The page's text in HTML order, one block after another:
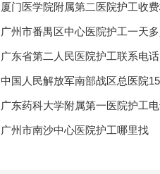
厦门医学院附属第二医院护工收
广州市番禺区中心医院护工一天
广东省第二人民医院护工联系电话
中国人民解放军南部战区总医院
广东药科大学附属第一医院护工
广州市南沙中心医院护工哪里找